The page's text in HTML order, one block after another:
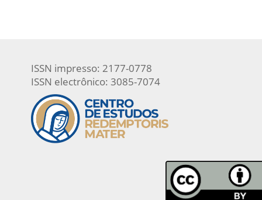
ISSN impresso: 2177-0778
ISSN electrônico: 3085-7074